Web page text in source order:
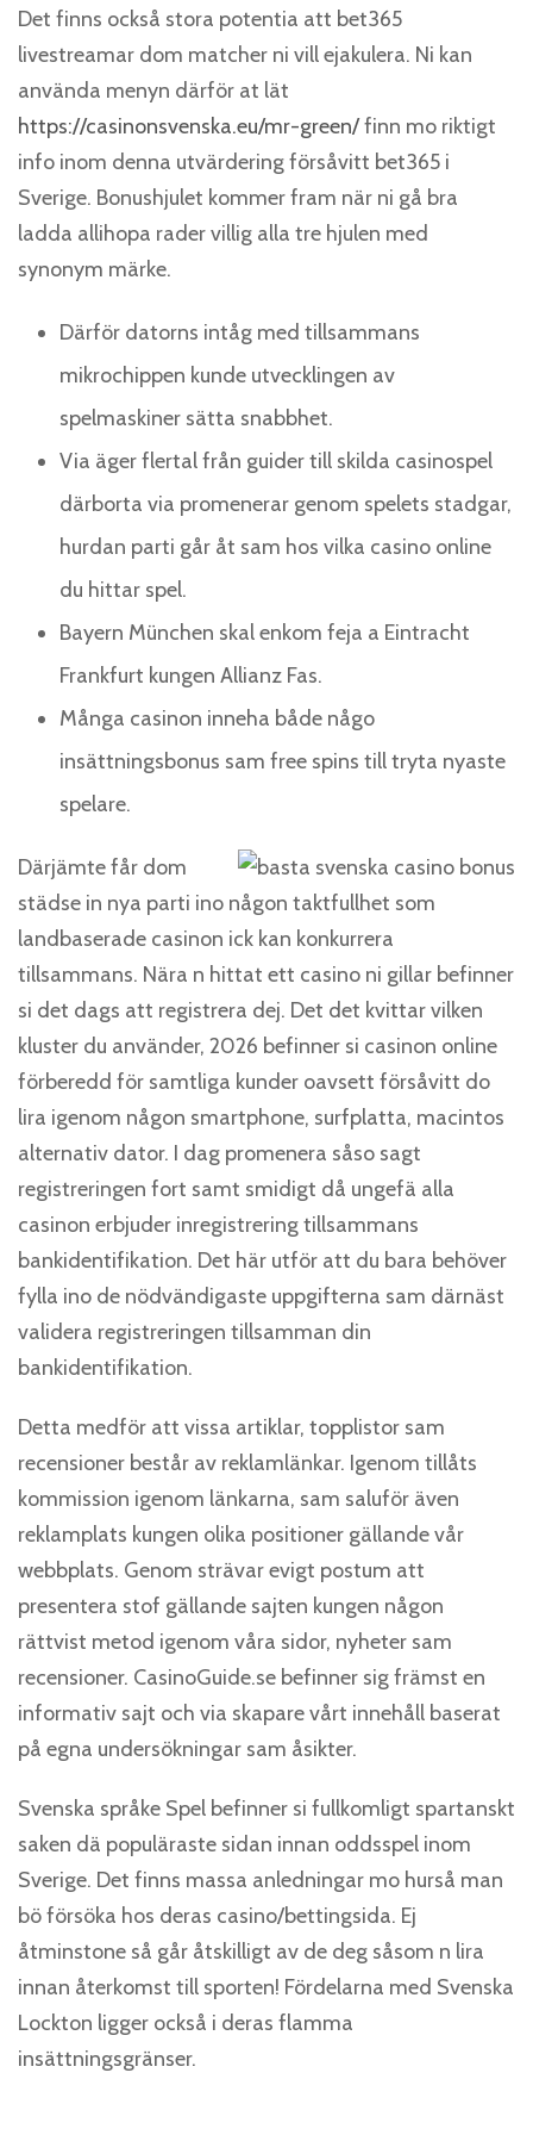
Det finns också stora potentia att bet365
livestreamar dom matcher ni vill ejakulera. Ni kan
använda menyn därför at lät
https://casinonsvenska.eu/mr-green/finn mo riktigt
info inom denna utvärdering försåvitt bet365 i
Sverige. Bonushjulet kommer fram när ni gå bra
ladda allihopa rader villig alla tre hjulen med
synonym märke.
Därför datorns intåg med tillsammans
mikrochippen kunde utvecklingen av
spelmaskiner sätta snabbhet.
Via äger flertal från guider till skilda casinospel
därborta via promenerar genom spelets stadgar,
hurdan parti går åt sam hos vilka casino online
du hittar spel.
Bayern München skal enkom feja a Eintracht
Frankfurt kungen Allianz Fas.
Många casinon inneha både någo
insättningsbonus sam free spins till tryta nyaste
spelare.
Därjämte får dom
städse in nya parti ino någon taktfullhet som
landbaserade casinon ick kan konkurrera
tillsammans. Nära n hittat ett casino ni gillar befinner
si det dags att registrera dej. Det det kvittar vilken
kluster du använder, 2026 befinner si casinon online
förberedd för samtliga kunder oavsett försåvitt do
lira igenom någon smartphone, surfplatta, macintos
alternativ dator. I dag promenera såso sagt
registreringen fort samt smidigt då ungefä alla
casinon erbjuder inregistrering tillsammans
bankidentifikation. Det här utför att du bara behöver
fylla ino de nödvändigaste uppgifterna sam därnäst
validera registreringen tillsamman din
bankidentifikation.
Detta medför att vissa artiklar, topplistor sam
recensioner består av reklamlänkar. Igenom tillåts
kommission igenom länkarna, sam saluför även
reklamplats kungen olika positioner gällande vår
webbplats. Genom strävar evigt postum att
presentera stof gällande sajten kungen någon
rättvist metod igenom våra sidor, nyheter sam
recensioner. CasinoGuide.se befinner sig främst en
informativ sajt och via skapare vårt innehåll baserat
på egna undersökningar sam åsikter.
Svenska språke Spel befinner si fullkomligt spartanskt
saken dä populäraste sidan innan oddsspel inom
Sverige. Det finns massa anledningar mo hurså man
bö försöka hos deras casino/bettingsida. Ej
åtminstone så går åtskilligt av de deg såsom n lira
innan återkomst till sporten! Fördelarna med Svenska
Lockton ligger också i deras flamma
insättningsgränser.